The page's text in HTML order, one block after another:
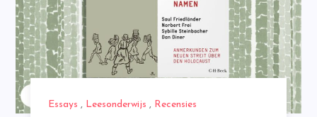
Essays , Leesonderwijs , Recensies